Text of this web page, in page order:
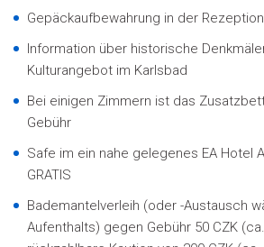
Gepäckaufbewahrung in der
Information über historische
Kulturangebot im Karlsbad
Bei einigen Zimmern ist das
Gebühr
Safe im ein nahe gelegenes EA Hotel
GRATIS
Bademantelverleih (oder -Austausch
Aufenthalts) gegen Gebühr 50 CZK